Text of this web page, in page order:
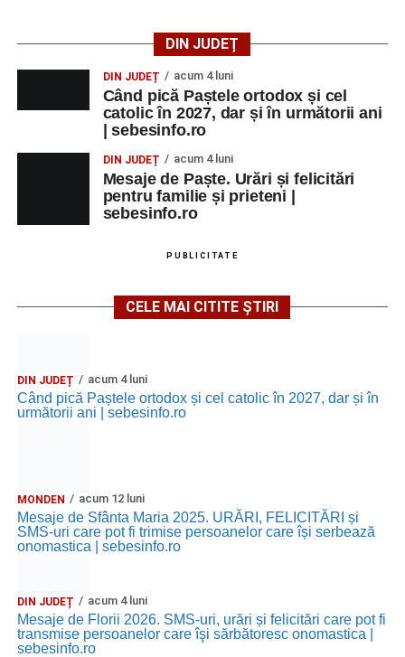
DIN JUDEȚ
DIN JUDEȚ acum 4 luni
Când pică Paștele ortodox și cel
catolic în 2027, dar și în următorii ani
| sebesinfo.ro
DIN JUDEȚ acum 4 luni
Mesaje de Paște. Urări și felicitări
pentru familie și prieteni |
sebesinfo.ro
PUBLICITATE
CELE MAI CITITE ȘTIRI
DIN JUDEȚ acum 4 luni
Când pică Paștele ortodox și cel catolic în 2027, dar și în
următorii ani | sebesinfo.ro
MONDEN acum 12 luni
Mesaje de Sfânta Maria 2025. URĂRI, FELICITĂRI și
SMS-uri care pot fi trimise persoanelor care își serbează
onomastica | sebesinfo.ro
DIN JUDEȚ acum 4 luni
Mesaje de Florii 2026. SMS-uri, urări și felicitări care pot fi
transmise persoanelor care îşi sărbătoresc onomastica |
sebesinfo.ro